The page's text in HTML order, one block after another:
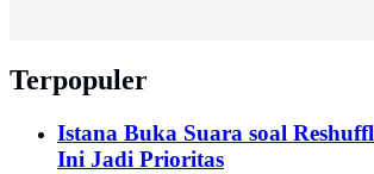
Terpopuler
Istana Buka Suara soal
Ini Jadi Prioritas